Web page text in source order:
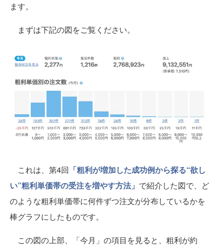
ます。
まずは下記の図をご覧ください。
これは、第4回 「粗利が増加した成功例から探る“欲し
い”粗利単価帯の受注を増やす方法」 で紹介した図で、ど
のような粗利単価帯に何件ずつ注文が分布しているかを
棒グラフにしたものです。
この図の上部、「今月」の項目を見ると、粗利が約